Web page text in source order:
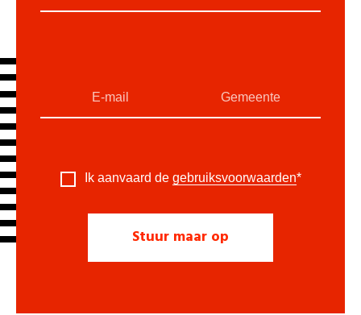
Ik aanvaard de gebruiksvoorwaarden*